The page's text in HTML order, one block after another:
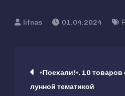
01.04.2024
«Поехали!». 10 товаров
лунной тематикой